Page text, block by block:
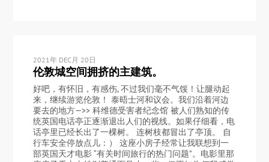
2021年 DEC月 20日
伦敦城空间拥挤的主建筑。
好吧，有怀旧，有感伤, 不过我们毫不气馁！让腿动起
来，继续游览伦敦！ 泰晤士河和议会。我们沿着河边
要去的地方—>> 科维德受害者纪念馆 被人们熟知的传
统英国电话亭正逐渐退出人们的视线。如果仔细看，电
话亭里已经长出了一棵树。 连树枝都冒出了亭顶。 自
行车安全停放点儿：） 这座小房子经常让我联想到一
部英国天才电影 “有关时间旅行的热门问题”。电影里那